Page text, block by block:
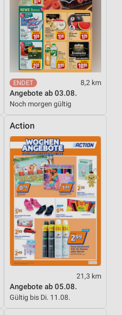
8,2 km
Angebote ab 03.08.
Noch morgen gültig
Action
21,3 km
Angebote ab 05.08.
Gültig bis Di. 11.08.